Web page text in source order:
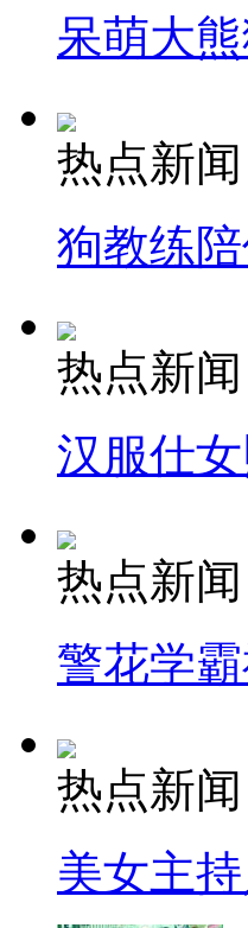
呆萌大
热点新闻
狗教练
热点新闻
汉服仕
热点新闻
警花学
热点新闻
美女主